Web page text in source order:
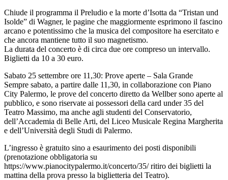
Chiude il programma il Preludio e la morte d’Isotta da “Tristan und
Isolde” di Wagner, le pagine che maggiormente esprimono il fascino
arcano e potentissimo che la musica del compositore ha esercitato e
che ancora mantiene tutto il suo magnetismo.
La durata del concerto è di circa due ore compreso un intervallo.
Biglietti da 10 a 30 euro.
Sabato 25 settembre ore 11,30: Prove aperte – Sala Grande
Sempre sabato, a partire dalle 11,30, in collaborazione con Piano
City Palermo, le prove del concerto diretto da Wellber sono aperte al
pubblico, e sono riservate ai possessori della card under 35 del
Teatro Massimo, ma anche agli studenti del Conservatorio,
dell’Accademia di Belle Arti, del Liceo Musicale Regina Margherita
e dell’Università degli Studi di Palermo.
L’ingresso è gratuito sino a esaurimento dei posti disponibili
(prenotazione obbligatoria su
https://www.pianocitypalermo.it/concerto/35/ ritiro dei biglietti la
mattina della prova presso la biglietteria del Teatro).